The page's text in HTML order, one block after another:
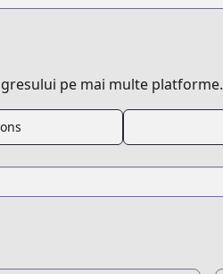
pe mai multe platforme.